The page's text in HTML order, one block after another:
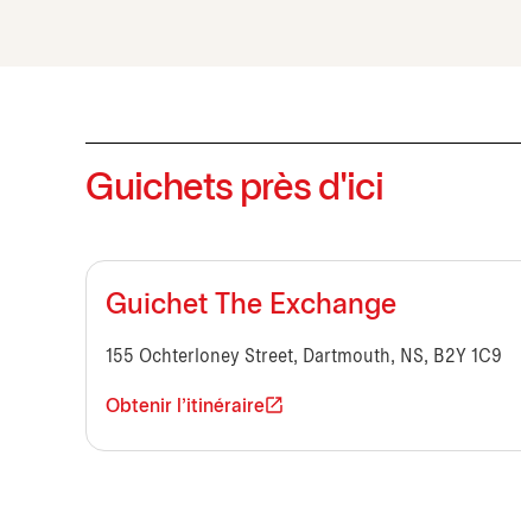
Guichets près d'ici
Guichet The Exchange
155 Ochterloney Street, Dartmouth, NS, B2Y 1C9
Obtenir l'itinéraire